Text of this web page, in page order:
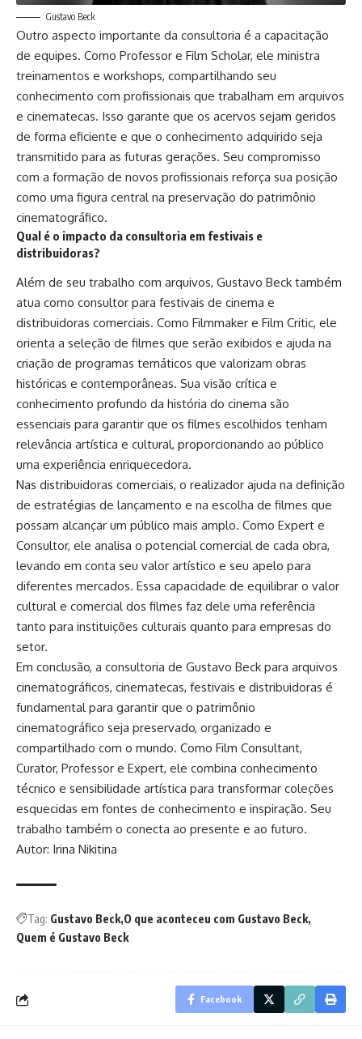
Gustavo Beck
Outro aspecto importante da consultoria é a capacitação
de equipes. Como Professor e Film Scholar, ele ministra
treinamentos e workshops, compartilhando seu
conhecimento com profissionais que trabalham em arquivos
e cinematecas. Isso garante que os acervos sejam geridos
de forma eficiente e que o conhecimento adquirido seja
transmitido para as futuras gerações. Seu compromisso
com a formação de novos profissionais reforça sua posição
como uma figura central na preservação do patrimônio
cinematográfico.
Qual é o impacto da consultoria em festivais e
distribuidoras?
Além de seu trabalho com arquivos, Gustavo Beck também
atua como consultor para festivais de cinema e
distribuidoras comerciais. Como Filmmaker e Film Critic, ele
orienta a seleção de filmes que serão exibidos e ajuda na
criação de programas temáticos que valorizam obras
históricas e contemporâneas. Sua visão crítica e
conhecimento profundo da história do cinema são
essenciais para garantir que os filmes escolhidos tenham
relevância artística e cultural, proporcionando ao público
uma experiência enriquecedora.
Nas distribuidoras comerciais, o realizador ajuda na definição
de estratégias de lançamento e na escolha de filmes que
possam alcançar um público mais amplo. Como Expert e
Consultor, ele analisa o potencial comercial de cada obra,
levando em conta seu valor artístico e seu apelo para
diferentes mercados. Essa capacidade de equilibrar o valor
cultural e comercial dos filmes faz dele uma referência
tanto para instituições culturais quanto para empresas do
setor.
Em conclusão, a consultoria de Gustavo Beck para arquivos
cinematográficos, cinematecas, festivais e distribuidoras é
fundamental para garantir que o patrimônio
cinematográfico seja preservado, organizado e
compartilhado com o mundo. Como Film Consultant,
Curator, Professor e Expert, ele combina conhecimento
técnico e sensibilidade artística para transformar coleções
esquecidas em fontes de conhecimento e inspiração. Seu
trabalho também o conecta ao presente e ao futuro.
Autor: Irina Nikitina
Tag: Gustavo Beck O que aconteceu com Gustavo Beck
Quem é Gustavo Beck
Facebook